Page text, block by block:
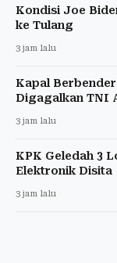
Kondisi Joe
ke Tulang
3 jam lalu
Kapal
Digagalkan TNI
3 jam lalu
KPK Geledah 3
Elektronik Disita
3 jam lalu